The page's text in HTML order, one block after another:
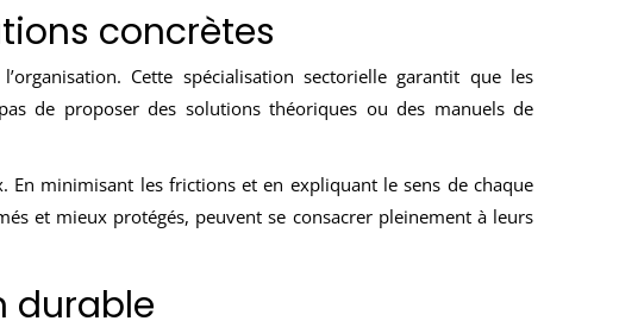
concrètes
Cette spécialisation sectorielle garantit que les
de proposer des solutions théoriques ou des manuels de
minimisant les frictions et en expliquant le sens de chaque
et mieux protégés, peuvent se consacrer pleinement à leurs
durable